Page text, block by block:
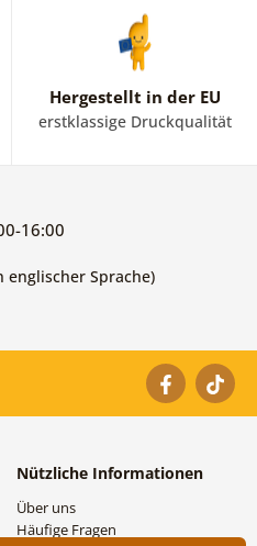
Hergestellt in der EU
erstklassige Druckqualität
16:00
englischer Sprache)
Nützliche Informationen
Über uns
Häufige Fragen